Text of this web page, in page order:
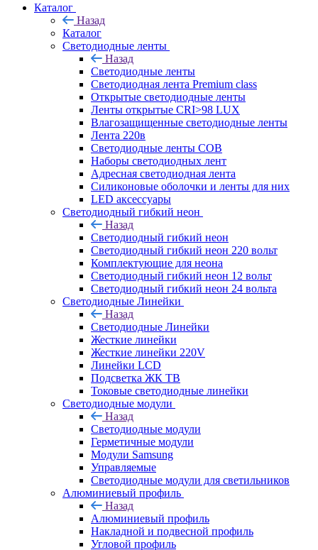
Каталог
Назад
Каталог
Светодиодные ленты
Назад
Светодиодные ленты
Светодиодная лента Premium class
Открытые светодиодные ленты
Ленты открытые CRI>98 LUX
Влагозащищенные светодиодные ленты
Лента 220в
Светодиодные ленты COB
Наборы светодиодных лент
Адресная светодиодная лента
Силиконовые оболочки и ленты для них
LED аксессуары
Светодиодный гибкий неон
Назад
Светодиодный гибкий неон
Светодиодный гибкий неон 220 вольт
Комплектующие для неона
Светодиодный гибкий неон 12 вольт
Светодиодный гибкий неон 24 вольта
Светодиодные Линейки
Назад
Светодиодные Линейки
Жесткие линейки
Жесткие линейки 220V
Линейки LCD
Подсветка ЖК ТВ
Токовые светодиодные линейки
Светодиодные модули
Назад
Светодиодные модули
Герметичные модули
Модули Samsung
Управляемые
Светодиодные модули для светильников
Алюминиевый профиль
Назад
Алюминиевый профиль
Накладной и подвесной профиль
Угловой профиль